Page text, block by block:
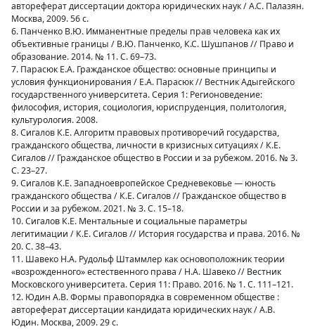
автореферат диссертации доктора юридических наук / А.С. Палазян.
Москва, 2009. 56 с.
6. Панченко В.Ю. Имманентные пределы прав человека как их
объективные границы / В.Ю. Панченко, К.С. Шушпанов // Право и
образование. 2014. № 11. С. 69–73.
7. Парасюк Е.А. Гражданское общество: основные принципы и
условия функционирования / Е.А. Парасюк // Вестник Адыгейского
государственного университета. Серия 1: Регионоведение:
философия, история, социология, юриспруденция, политология,
культурология. 2008.
8. Сигалов К.Е. Алгоритм правовых противоречий государства,
гражданского общества, личности в кризисных ситуациях / К.Е.
Сигалов // Гражданское общество в России и за рубежом. 2016. № 3.
С. 23–27.
9. Сигалов К.Е. Западноевропейское Средневековье — юность
гражданского общества / К.Е. Сигалов // Гражданское общество в
России и за рубежом. 2021. № 3. С. 15–18.
10. Сигалов К.Е. Ментальные и социальные параметры
легитимации / К.Е. Сигалов // История государства и права. 2016. №
20. С. 38–43.
11. Шавеко Н.А. Рудольф Штаммлер как основоположник теории
«возрожденного» естественного права / Н.А. Шавеко // Вестник
Московского университета. Серия 11: Право. 2016. № 1. С. 111–121.
12. Юдин А.В. Формы правопорядка в современном обществе :
автореферат диссертации кандидата юридических наук / А.В.
Юдин. Москва, 2009. 29 с.